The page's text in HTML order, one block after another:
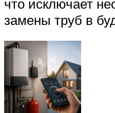
что исключает
замены труб в